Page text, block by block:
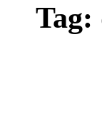
Tag: